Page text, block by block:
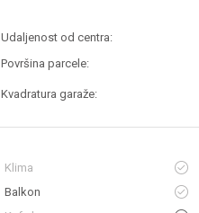
Udaljenost od centra:
Površina parcele:
Kvadratura garaže:
Klima
Balkon